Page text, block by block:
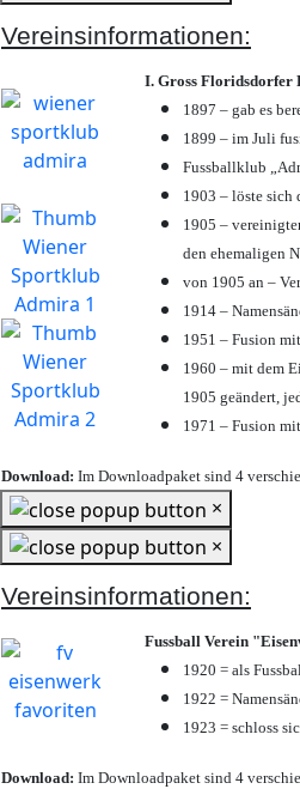
Vereinsinformationen:
I. Gross
1897 – gab es
1899 – im Juli
Fussballklub
1903 – löste sich
1905 –
den ehemaligen
von 1905 an –
1914 –
1951 – Fusion
1960 – mit dem
1905 geändert,
1971 – Fusion
Download: Im Downloadpaket sind 4
×
×
Vereinsinformationen:
Fussball Verein
1920 = als
1922 =
1923 = schloss
Download: Im Downloadpaket sind 4